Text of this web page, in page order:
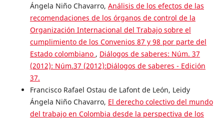
Ángela Niño Chavarro, Análisis de los efectos de las
recomendaciones de los órganos de control de la
Organización Internacional del Trabajo sobre el
cumplimiento de los Convenios 87 y 98 por parte del
Estado colombiano , Diálogos de saberes: Núm. 37
(2012): Núm.37 (2012):Diálogos de saberes - Edición
37.
Francisco Rafael Ostau de Lafont de León, Leidy
Ángela Niño Chavarro, El derecho colectivo del mundo
del trabajo en Colombia desde la perspectiva de los